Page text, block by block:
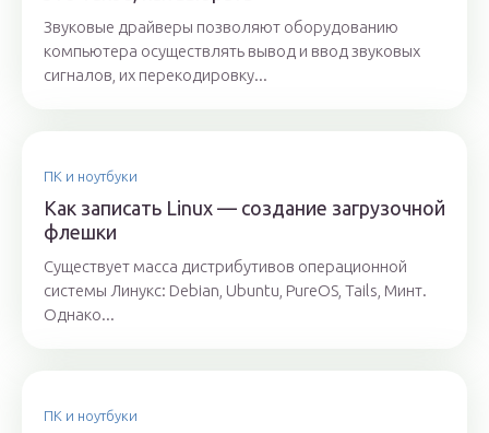
Звуковые драйверы позволяют оборудованию
компьютера осуществлять вывод и ввод звуковых
сигналов, их перекодировку...
ПК и ноутбуки
Как записать Linux — создание загрузочной
флешки
Существует масса дистрибутивов операционной
системы Линукс: Debian, Ubuntu, PureOS, Tails, Минт.
Однако...
ПК и ноутбуки